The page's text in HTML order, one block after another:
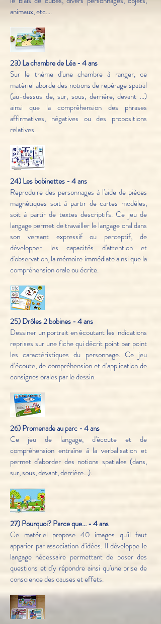
animaux, etc.…
23) La chambre de Léa - 4 ans
Sur le thème d'une chambre à ranger, ce
matériel aborde des notions de repérage spatial
(au-dessus de, sur, sous, derrière, devant ...)
ainsi que la compréhension des phrases
affirmatives, négatives ou des propositions
relatives.
24) Les bobinettes - 4 ans
Reproduire des personnages à l'aide de pièces
magnétiques soit à partir de cartes modèles,
soit à partir de textes descriptifs. Ce jeu de
langage permet de travailler le langage oral dans
son versant expressif ou perceptif, de
développer les capacités d'attention et
d'observation, la mémoire immédiate ainsi que la
compréhension orale ou écrite.
25) Drôles 2 bobines - 4 ans
Dessiner un portrait en écoutant les indications
reprises sur une fiche qui décrit point par point
les caractéristiques du personnage. Ce jeu
d’écoute, de compréhension et d’application de
consignes orales par le dessin.
26) Promenade au parc - 4 ans
Ce jeu de langage, d'écoute et de
compréhension entraîne à la verbalisation et
permet d'aborder des notions spatiales (dans,
sur, sous, devant, derrière...).
27) Pourquoi? Parce que... - 4 ans
Ce matériel propose 40 images qu'il faut
apparier par association d'idées. Il développe le
langage nécessaire permettant de poser des
questions et d'y répondre ainsi qu'une prise de
conscience des causes et effets.